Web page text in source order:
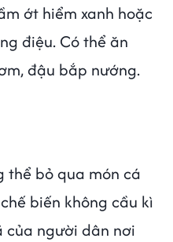
ớt hiểm xanh hoặc
điệu. Có thể ăn
đậu bắp nướng.
thể bỏ qua món cá
biến không cầu kì
của người dân nơi